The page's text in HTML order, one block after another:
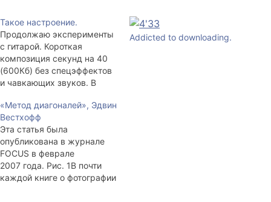
Такое настроение.
Продолжаю эксперименты
с гитарой. Короткая
композиция секунд на 40
(600Кб) без спецэффектов
и чавкающих звуков. В
конце всё же мажор.
Поставил на repeat,
стыкуется. Микрофон всё
тот же, из китайских
наушников. Ну и гитара всё
ещё после новых струн
плывёт чуть. Bonus tracks:
Addicted to downloading.
«Метод диагоналей», Эдвин
Вестхофф
Эта статья была
опубликована в журнале
FOCUS в феврале
2007 года. Рис. 1В почти
каждой книге о фотографии